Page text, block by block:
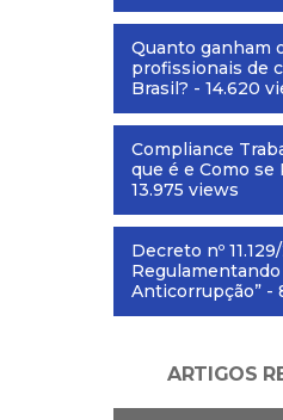
Quanto ganham
profissionais de
Brasil? - 14.620
Compliance
que é e Como se
13.975 views
Decreto nº
Regulamentando
Anticorrupção” -
ARTIGOS